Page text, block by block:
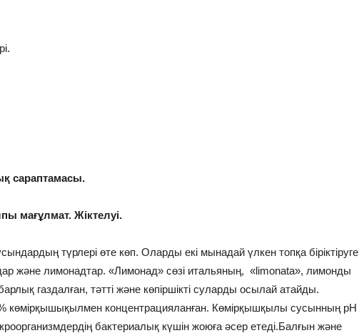
сараптамасы.
мағұлмат. Жіктелуі.
түрлері өте көп. Оларды екі мынадай үлкен топқа біріктіруге
және лимонадтар. «Лимонад» сөзі итальяның, «limonata», лимонды
газдалған, тәтті және көпіршікті суларды осылай атайды.
көмірқышықылмен концентрацияланған. Көмірқышқылы сусынның рН
бактериалық күшін жоюға әсер етеді.Балғын және